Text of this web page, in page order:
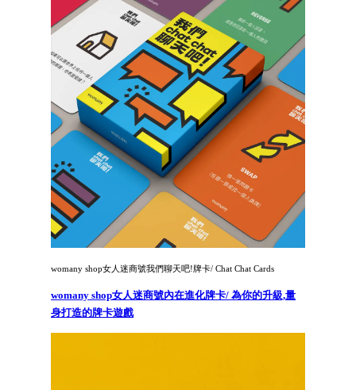
womany shop女人迷商號我們聊天吧!牌卡/ Chat Chat Cards
womany shop女人迷商號內在進化牌卡/ 為你的升級,量
身打造的牌卡遊戲